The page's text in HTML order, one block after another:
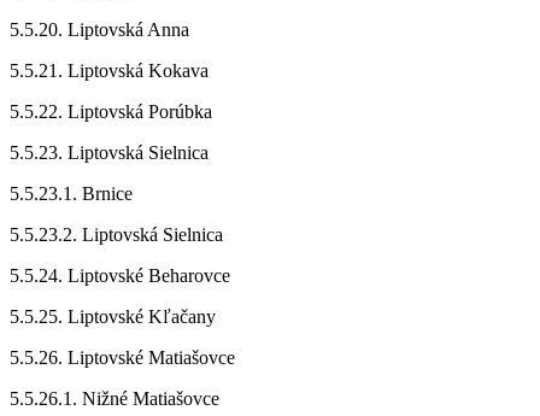
5.5.20. Liptovská Anna
5.5.21. Liptovská Kokava
5.5.22. Liptovská Porúbka
5.5.23. Liptovská Sielnica
5.5.23.1. Brnice
5.5.23.2. Liptovská Sielnica
5.5.24. Liptovské Beharovce
5.5.25. Liptovské Kľačany
5.5.26. Liptovské Matiašovce
5.5.26.1. Nižné Matiašovce